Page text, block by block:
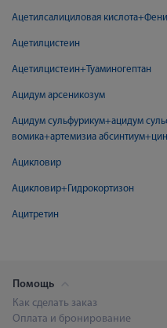
Ацетилсалициловая
Ацетилцистеин
Ацетилцистеин+Туаминогептан
Ацидум арсеникозум
Ацидум сульфурикум+ацидум
вомика+артемизиа
Ацикловир
Ацикловир+Гидрокортизон
Ацитретин
Помощь
Как сделать заказ
Оплата и бронирование